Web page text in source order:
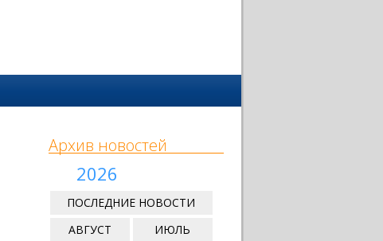
Архив новостей
2026
ПОСЛЕДНИЕ НОВОСТИ
АВГУСТ
ИЮЛЬ